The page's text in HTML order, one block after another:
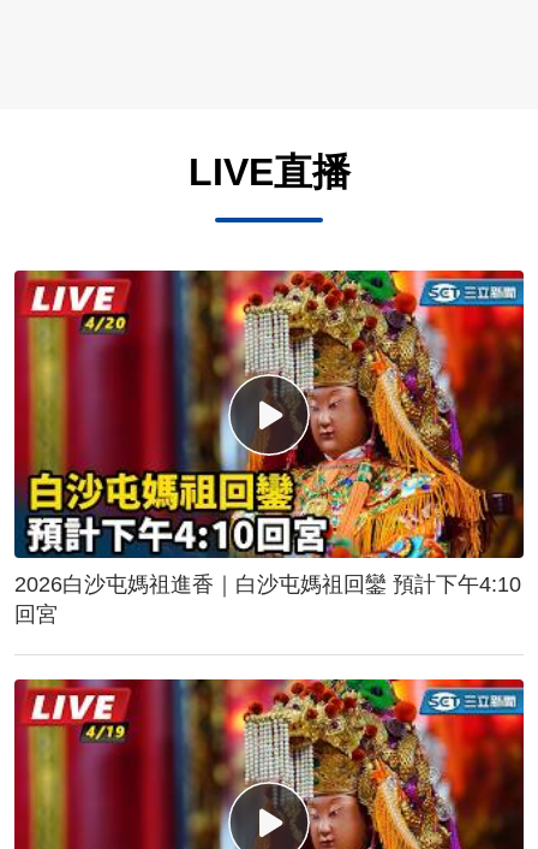
LIVE直播
2026白沙屯媽祖進香｜白沙屯媽祖回鑾 預計下午4:10
回宮